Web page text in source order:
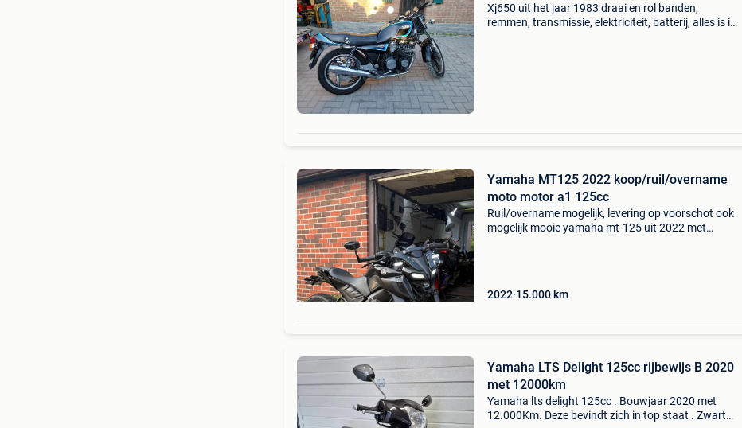
Xj650 uit het jaar 1983 draai en rol banden,
remmen, transmissie, elektriciteit, batterij, alles is in
Yamaha MT125 2022 koop/ruil/overname
moto motor a1 125cc
Ruil/overname mogelijk, levering op voorschot ook
mogelijk mooie yamaha mt-125 uit 2022 met
2022 15.000 km
Yamaha LTS Delight 125cc rijbewijs B 2020
met 12000km
Yamaha lts delight 125cc . Bouwjaar 2020 met
12.000Km. Deze bevindt zich in top staat . Zwart